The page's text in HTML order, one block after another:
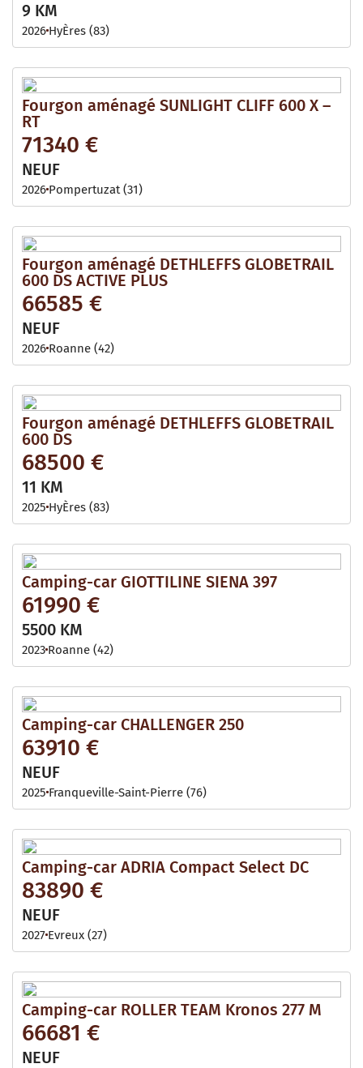
9 KM
2026 HyÈres (83)
Fourgon aménagé SUNLIGHT CLIFF 600 X –
RT
71340 €
NEUF
2026 Pompertuzat (31)
Fourgon aménagé DETHLEFFS GLOBETRAIL
600 DS ACTIVE PLUS
66585 €
NEUF
2026 Roanne (42)
Fourgon aménagé DETHLEFFS GLOBETRAIL
600 DS
68500 €
11 KM
2025 HyÈres (83)
Camping-car GIOTTILINE SIENA 397
61990 €
5500 KM
2023 Roanne (42)
Camping-car CHALLENGER 250
63910 €
NEUF
2025 Franqueville-Saint-Pierre (76)
Camping-car ADRIA Compact Select DC
83890 €
NEUF
2027 Evreux (27)
Camping-car ROLLER TEAM Kronos 277 M
66681 €
NEUF